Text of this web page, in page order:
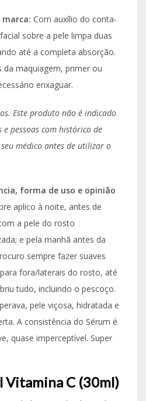
marca: Com auxílio do conta-
sobre a pele limpa duas
até a completa absorção.
da maquiagem, primer ou
enxaguar.
Este produto não é indicado
pessoas com histórico de
médico antes de utilizar o
forma de uso e opinião
aplico à noite, antes de
a pele do rosto
e pela manhã antes da
sempre fazer suaves
fora/laterais do rosto, até
tudo, incluindo o pescoço.
pele viçosa, hidratada e
A consistência do Sérum é
quase imperceptível. Super
Vitamina C (30ml)